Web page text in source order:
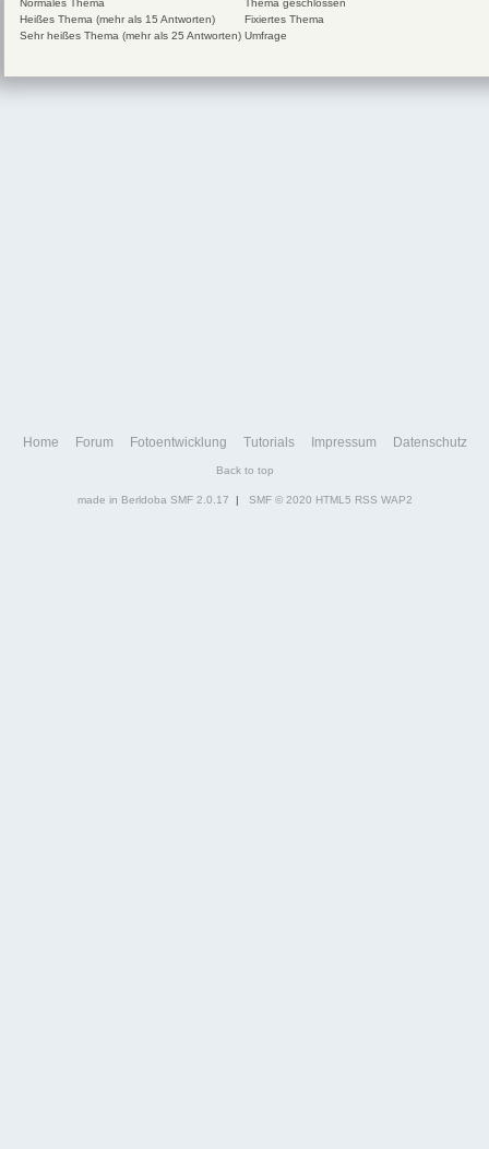
Normales Thema
Heißes Thema (mehr als 15 Antworten)
Sehr heißes Thema (mehr als 25 Antworten)
Thema geschlossen
Fixiertes Thema
Umfrage
Home Forum Fotoentwicklung Tutorials Impressum Datenschutz
Back to top
made in Berldoba SMF 2.0.17 | SMF © 2020 HTML5 RSS WAP2